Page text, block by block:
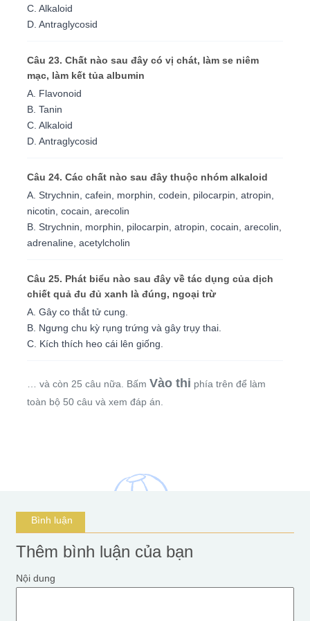
C. Alkaloid
D. Antraglycosid
Câu 23. Chất nào sau đây có vị chát, làm se niêm
mạc, làm kết tủa albumin
A. Flavonoid
B. Tanin
C. Alkaloid
D. Antraglycosid
Câu 24. Các chất nào sau đây thuộc nhóm alkaloid
A. Strychnin, cafein, morphin, codein, pilocarpin, atropin,
nicotin, cocain, arecolin
B. Strychnin, morphin, pilocarpin, atropin, cocain, arecolin,
adrenaline, acetylcholin
Câu 25. Phát biểu nào sau đây về tác dụng của dịch
chiết quả đu đủ xanh là đúng, ngoại trừ
A. Gây co thắt tử cung.
B. Ngưng chu kỳ rụng trứng và gây trụy thai.
C. Kích thích heo cái lên giống.
… và còn 25 câu nữa. Bấm Vào thi phía trên để làm
toàn bộ 50 câu và xem đáp án.
Bình luận
Thêm bình luận của bạn
Nội dung